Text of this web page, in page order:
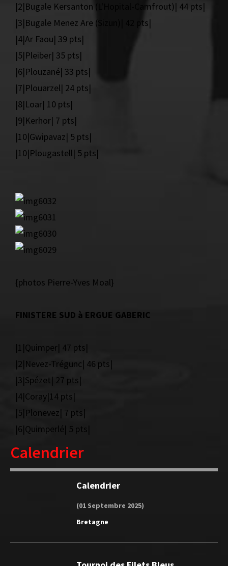
|2|Bugale Kersanton (L'Hopital-Camfrout)| 44 pts|
|3|Bugale Menez Are (Sizun)| 42 pts|
|4|Ar Faou| 39 pts|
|5|Pleiber| 35 pts|
|6|Plouzané| 33 pts|
|7|Plouarzel| 24 pts|
|8|Loar| 10 pts|
|9|Kerhor| 7 pts|
|10|Gwipavaz| 5 pts|
|10|Plougastell| 5 pts|
{photos Pierre-Yves Moal}
FINISTERE SUD à ERGUE GABERIC
|1|Quimper| 47 pts|
|2|Nevez-Trégunc| 46 pts|
|3|Spézet| 27 pts|
|4|Coray|14 pts|
|5|Plonevez| 7 pts|
|6|Quimperlé| 5 pts|
Calendrier
Calendrier
(01 Septembre 2025)
Bretagne